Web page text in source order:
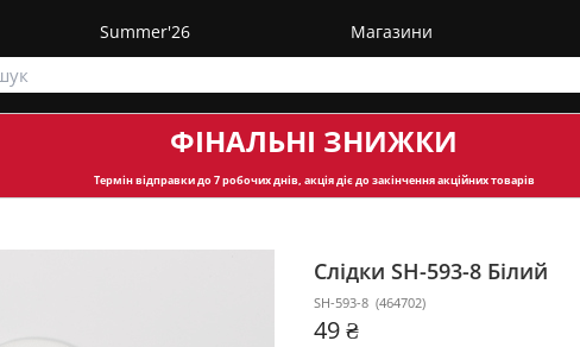
Summer'26 Магазини
ФІНАЛЬНІ ЗНИЖКИ
Термін відправкидо 7 робочих днів, акція діє до закінчення акційних товарів
Слідки SH-593-8 Білий
SH-593-8 (464702)
49 ₴